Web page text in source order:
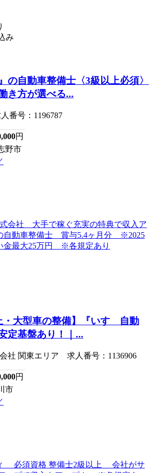
み
の自動車整備士〈3級以上必須〉
き方が選べる...
番号：1196787
円
野市
・大型車の整備】『いすゞ自動
定基盤あり！｜...
社 関東エリア 求人番号：1136906
円
市